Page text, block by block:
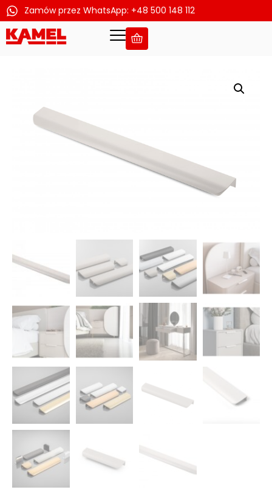
Przejdź
Zamów przez WhatsApp: +48 500 148 112